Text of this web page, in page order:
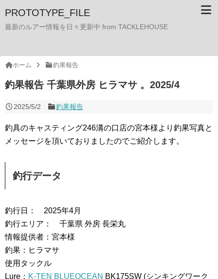
PROTOTYPE_FILE
最新のルアー情報を日々更新中 from TACKLEHOUSE
ホーム 釣果報告
釣果報告 千葉県外房 ヒラマサ 。2025/4
2025/5/2 釣果報告
釣具のキャスティング246溝の口店の宮本様より釣果写真と
メッセージを頂いておりましたのでご紹介します。
釣行データ
釣行日： 2025年4月
釣行エリア： 千葉県 外房 長栄丸
情報提供者：宮本様
釣果：ヒラマサ
使用タックル
Lure： K-TEN BLUEOCEAN BK175SW (シンキングワーク